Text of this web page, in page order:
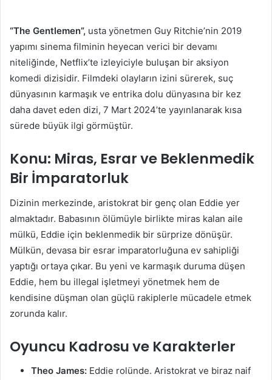
“The Gentlemen”, usta yönetmen Guy Ritchie’nin 2019
yapımı sinema filminin heyecan verici bir devamı
niteliğinde, Netflix’te izleyiciyle buluşan bir aksiyon
komedi dizisidir. Filmdeki olayların izini sürerek, suç
dünyasının karmaşık ve entrika dolu dünyasına bir kez
daha davet eden dizi, 7 Mart 2024’te yayınlanarak kısa
sürede büyük ilgi görmüştür.
Konu: Miras, Esrar ve Beklenmedik
Bir İmparatorluk
Dizinin merkezinde, aristokrat bir genç olan Eddie yer
almaktadır. Babasının ölümüyle birlikte miras kalan aile
mülkü, Eddie için beklenmedik bir sürprize dönüşür.
Mülkün, devasa bir esrar imparatorluğuna ev sahipliği
yaptığı ortaya çıkar. Bu yeni ve karmaşık duruma düşen
Eddie, hem bu illegal işletmeyi yönetmek hem de
kendisine düşman olan güçlü rakiplerle mücadele etmek
zorunda kalır.
Oyuncu Kadrosu ve Karakterler
Theo James: Eddie rolünde. Aristokrat ve biraz naif